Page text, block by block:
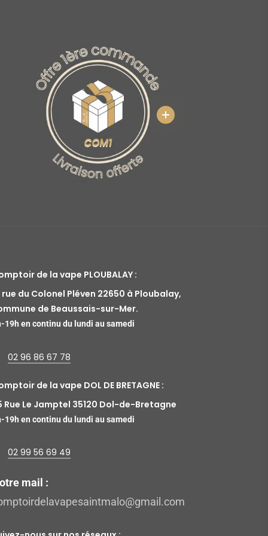
de la vape PLOUBALAY :
rue du Colonel Pléven 22650 à Ploubalay,
de Beaussais-sur-Mer.
19h en continu du lundi au samedi
02 96 86 67 78
de la vape DOL DE BRETAGNE :
Rue Le Jamptel 35120 Dol-de-Bretagne
19h en continu du lundi au samedi
02 99 56 69 49
mail :